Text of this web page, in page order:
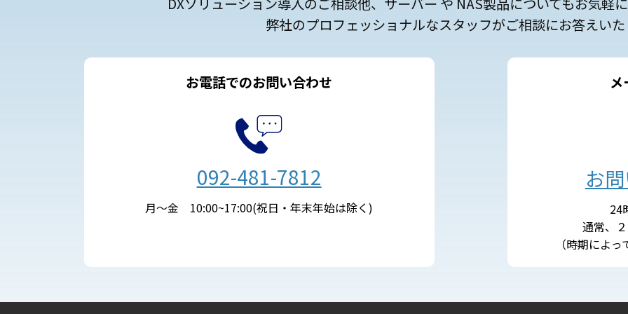
弊社のプロフェッショナルなスタッフがご相談にお答えい
お電話でのお問い合わせ
092-481-7812
月～金 10:00~17:00(祝日・年末年始は除く)
メ
お
24
通常、
（時期によ